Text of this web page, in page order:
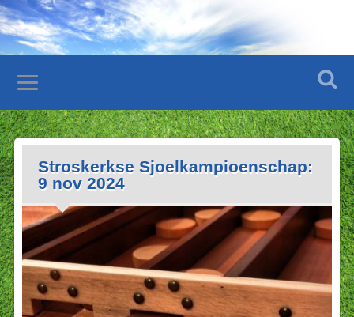
Stroskerkse Sjoelkampioenschap:
9 nov 2024